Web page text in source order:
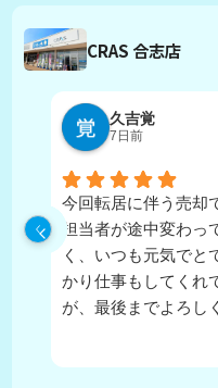
CRAS 合志店
久吉覚
7日前
今回転居に伴う売却
担当者が途中変わっ
く、いつも元気でと
かり仕事もしてくれ
が、最後までよろし